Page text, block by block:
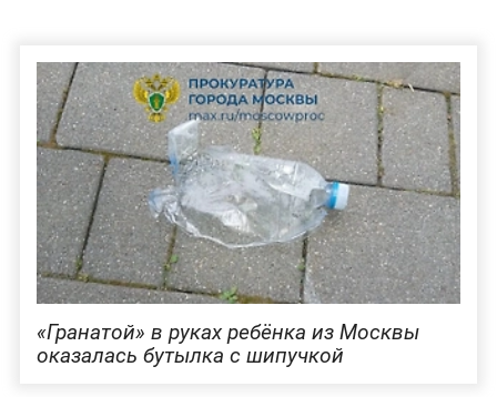
«Гранатой» в руках ребёнка из Москвы
оказалась бутылка с шипучкой